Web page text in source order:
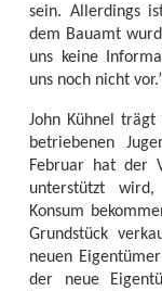
sein. Allerdings
dem Bauamt
uns keine
uns noch nicht
John Kühnel
betriebenen
Februar hat der
unterstützt
Konsum
Grundstück
neuen
der neue